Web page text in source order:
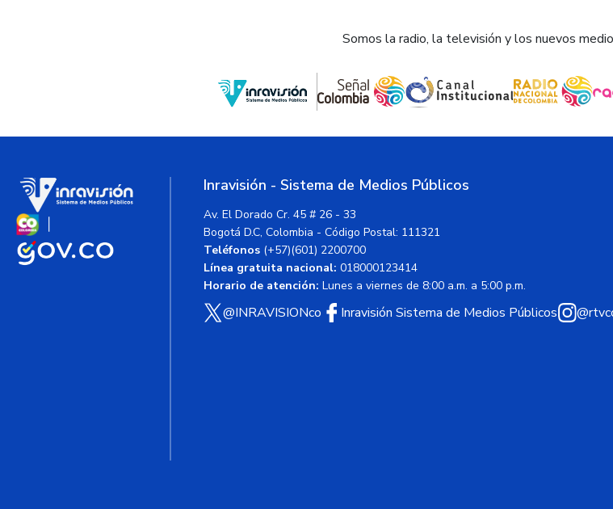
Somos la radio, la televisión y los nuevos
Inravisión - Sistema de Medios Públicos
Av. El Dorado Cr. 45 # 26 - 33
Bogotá D.C, Colombia - Código Postal: 111321
Teléfonos (+57)(601) 2200700
Línea gratuita nacional: 018000123414
Horario de atención: Lunes a viernes de 8:00 a.m. a 5:00 p.m.
@INRAVISIONco Inravisión Sistema de Medios Públicos